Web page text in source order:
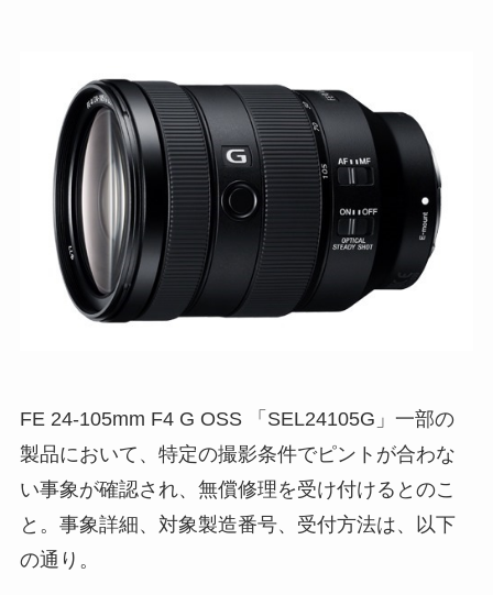
FE 24-105mm F4 G OSS 「SEL24105G」一部の
製品において、特定の撮影条件でピントが合わな
い事象が確認され、無償修理を受け付けるとのこ
と。事象詳細、対象製造番号、受付方法は、以下
の通り。